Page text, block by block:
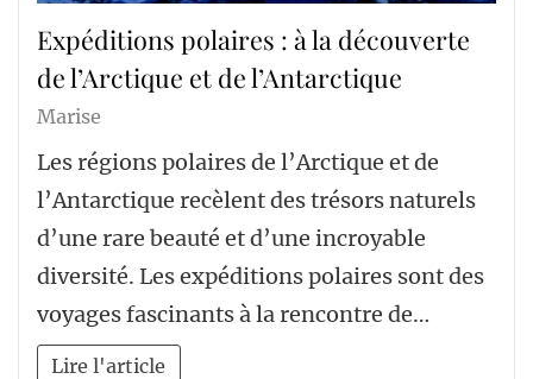
Expéditions polaires : à la découverte
de l’Arctique et de l’Antarctique
Marise
Les régions polaires de l’Arctique et de
l’Antarctique recèlent des trésors naturels
d’une rare beauté et d’une incroyable
diversité. Les expéditions polaires sont des
voyages fascinants à la rencontre de…
Lire l'article